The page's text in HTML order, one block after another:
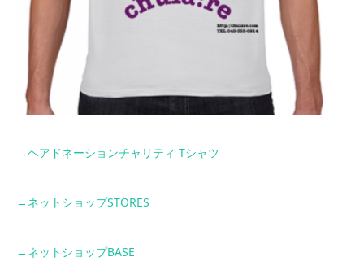
→ヘアドネーションチャリティ Tシャツ
→ ネットショップSTORES
→ ネットショップBASE